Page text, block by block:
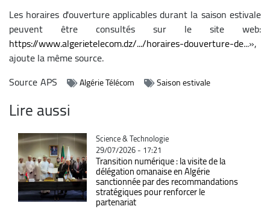
Les horaires d'ouverture applicables durant la saison estivale
peuvent être consultés sur le site web:
https://www.algerietelecom.dz/.../horaires-douverture-de...»,
ajoute la même source.
SourceAPS Algérie Télécom Saison estivale
Lire aussi
Catégorie
Science & Technologie
29/07/2026 - 17:21
Transition numérique : la visite de la
délégation omanaise en Algérie
sanctionnée par des recommandations
stratégiques pour renforcer le
partenariat